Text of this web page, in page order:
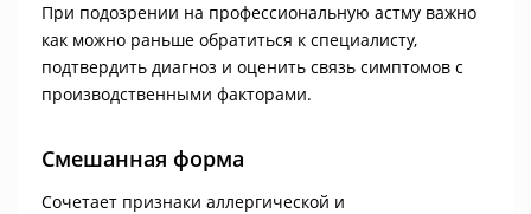
При подозрении на профессиональную астму важно
как можно раньше обратиться к специалисту,
подтвердить диагноз и оценить связь симптомов с
производственными факторами.
Смешанная форма
Сочетает признаки аллергической и